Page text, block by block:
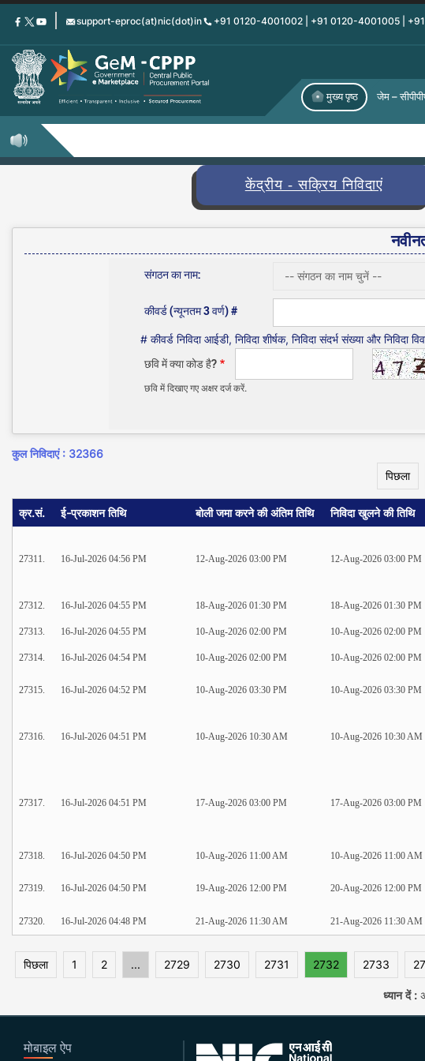
Skip
content
support-eproc(at)nic(dot)in +91 0120-4001002 | +91 0120-4001005 |
मुख्य पृष्ठ जेम –
केंद्रीय - सक्रिय निविदाएं
संगठन का नाम:
कीवर्ड (न्यूनतम 3 वर्ण) #
# कीवर्ड निविदा आईडी, निविदा शीर्षक, निविदा संदर्भ संख्या और निविदा
छवि में क्या कोड है?
छवि में दिखाए गए अक्षर दर्ज करें.
कुल निविदाएं : 32366
पिछला
क्र.सं. ई-प्रकाशन तिथि बोली जमा करने की अंतिम तिथि निविदा खुलने की तिथि
27311. 16-Jul-2026 04:56 PM 12-Aug-2026 03:00 PM 12-Aug-2026 03:00 PM
27312. 16-Jul-2026 04:55 PM 18-Aug-2026 01:30 PM 18-Aug-2026 01:30 PM
27313. 16-Jul-2026 04:55 PM 10-Aug-2026 02:00 PM 10-Aug-2026 02:00 PM
27314. 16-Jul-2026 04:54 PM 10-Aug-2026 02:00 PM 10-Aug-2026 02:00 PM
27315. 16-Jul-2026 04:52 PM 10-Aug-2026 03:30 PM 10-Aug-2026 03:30 PM
27316. 16-Jul-2026 04:51 PM 10-Aug-2026 10:30 AM 10-Aug-2026 10:30 AM
27317. 16-Jul-2026 04:51 PM 17-Aug-2026 03:00 PM 17-Aug-2026 03:00 PM
27318. 16-Jul-2026 04:50 PM 10-Aug-2026 11:00 AM 10-Aug-2026 11:00 AM
27319. 16-Jul-2026 04:50 PM 19-Aug-2026 12:00 PM 20-Aug-2026 12:00 PM
27320. 16-Jul-2026 04:48 PM 21-Aug-2026 11:30 AM 21-Aug-2026 11:30 AM
पिछला 1 2 ... 2729 2730 2731 2732 2733
ध्यान दें :
मोबाइल ऐप